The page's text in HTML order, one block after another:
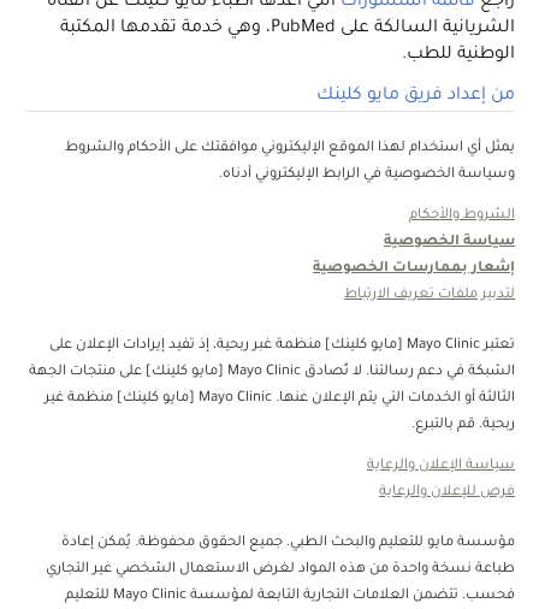
الشريانية السالكة على PubMed، وهي خدمة تقدمها المكتبة
الوطنية للطب.
من إعداد فريق مايو كلينك
يمثل أي استخدام لهذا الموقع الإليكتروني موافقتك على الأحكام والشروط
وسياسة الخصوصية في الرابط الإليكتروني أدناه.
الشروط والأحكام
سياسة الخصوصية
إشعار بممارسات الخصوصية
لتدبير ملفات تعريف الارتباط
تعتبر Mayo Clinic [مايو كلينك] منظمة غبر ربحية، إذ تفيد إيرادات الإعلان على
الشبكة في دعم رسالتنا. لا تُصادق Mayo Clinic [مايو كلينك] على منتجات الجهة
الثالثة أو الخدمات التي يتم الإعلان عنها. Mayo Clinic [مايو كلينك] منظمة غير
ربحية. قم بالتبرع.
سياسة الإعلان والرعاية
فرص للإعلان والرعاية
مؤسسة مايو للتعليم والبحث الطبي. جميع الحقوق محفوظة. يُمكن إعادة
طباعة نسخة واحدة من هذه المواد لغرض الاستعمال الشخصي غير التجاري
فحسب. تتضمن العلامات التجارية التابعة لمؤسسة Mayo Clinic للتعليم